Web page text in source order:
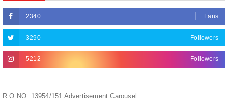
3290 Followers
5212 Followers
R.O.NO. 13954/151 Advertisement Carousel